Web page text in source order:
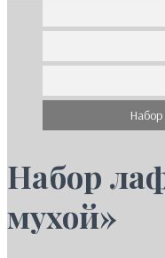
Набор
Набор
мухой»